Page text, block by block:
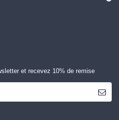
et recevez 10% de remise